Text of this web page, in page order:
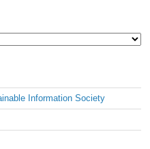
Information Society